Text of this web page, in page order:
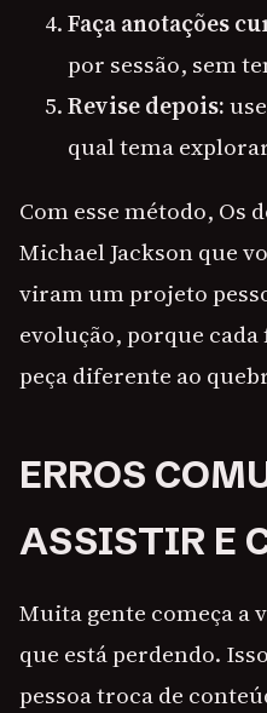
Faça anotações
por sessão, sem
Revise depois:
qual tema
Com esse método, Os
Michael Jackson que
viram um projeto
evolução, porque
peça diferente ao
ERROS
ASSISTIR E
Muita gente começa a
que está perdendo.
pessoa troca de